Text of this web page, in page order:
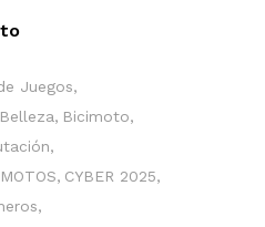
Juegos
Belleza
Bicimoto
CYBER 2025